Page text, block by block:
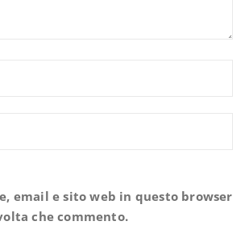
email e sito web in questo browser
che commento.